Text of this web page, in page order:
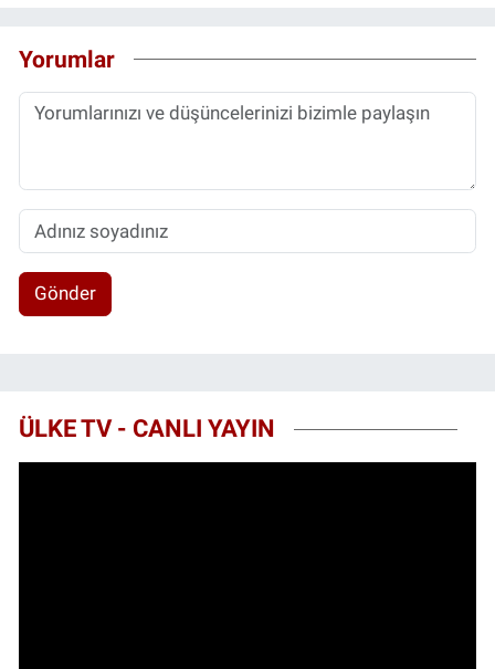
Yorumlar
Gönder
ÜLKE TV - CANLI YAYIN